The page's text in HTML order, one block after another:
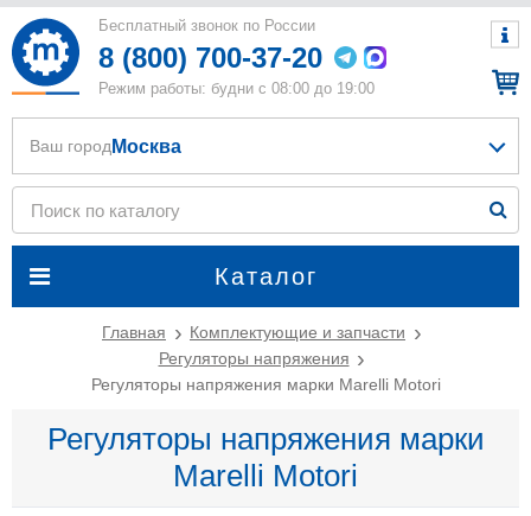
Бесплатный звонок по России
8 (800) 700-37-20
Режим работы: будни с 08:00 до 19:00
Каталог
Ваш город Москва
Главная
Комплектующие и запчасти
Регуляторы напряжения
Регуляторы напряжения марки Marelli Motori
Регуляторы напряжения марки
Marelli Motori